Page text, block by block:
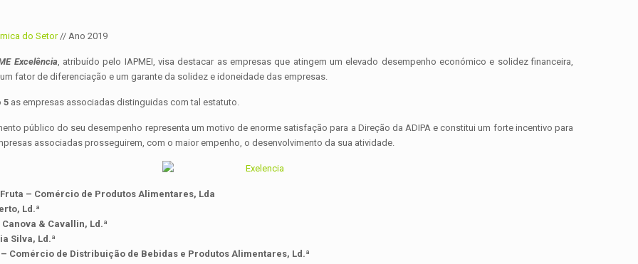
do Setor// Ano 2019
Excelência, atribuído pelo IAPMEI, visa destacar as empresas que atingem um elevado desempenho económico e solidez financeira,
fator de diferenciação e um garante da solidez e idoneidade das empresas.
5as empresas associadas distinguidas com tal estatuto.
público do seu desempenho representa um motivo de enorme satisfação para a Direção da ADIPA e constitui um forte incentivo para
associadas prosseguirem, com o maior empenho, o desenvolvimento da sua atividade.
– Comércio de Produtos Alimentares, Lda
Ld.ª
& Cavallin, Ld.ª
Silva, Ld.ª
Comércio de Distribuição de Bebidas e Produtos Alimentares, Ld.ª